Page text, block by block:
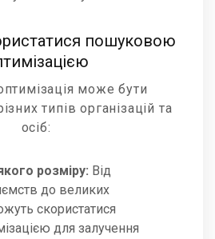
пошуковою
може бути
типів організацій та
осіб:
розміру: Від
до великих
скористатися
для залучення